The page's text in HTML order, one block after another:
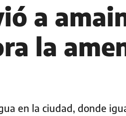
a
la
en la ciudad, donde